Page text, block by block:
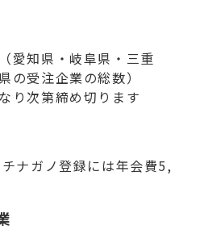
愛知県・岐阜県・三重
の受注企業の総数）
り次第締め切ります
ナガノ登録には年会費5,